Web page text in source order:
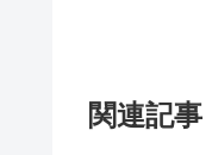
関連記事